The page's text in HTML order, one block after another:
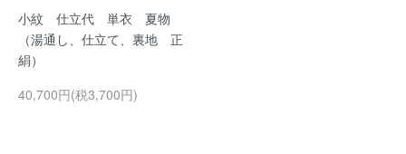
小紋 仕立代 単衣 夏物
（湯通し、仕立て、裏地 正
絹）
40,700円(税3,700円)